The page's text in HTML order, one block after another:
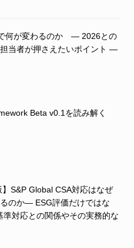
何が変わるのか ― 2026との
当者が押さえたいポイント ―
Beta v0.1を読み解く
】S&P Global CSA対応はなぜ
のか― ESG評価だけではな
準対応との関係やその実務的な